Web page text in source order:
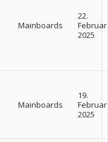
Mainboards
22.
Februar
2025
Mainboards
19.
Februar
2025